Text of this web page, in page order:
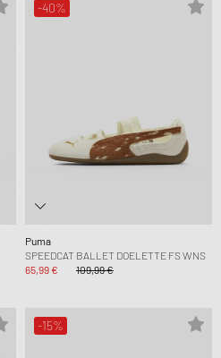
-40%
Puma
SPEEDCAT BALLET DOELETTE FS WNS
65,99 €
109,99 €
-15%